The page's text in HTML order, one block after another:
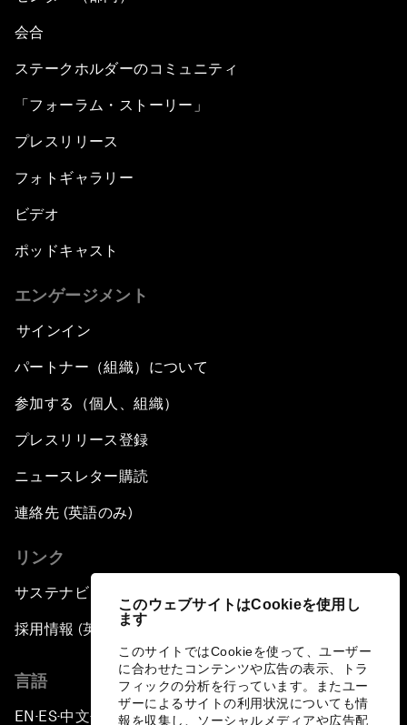
このウェブサイトはCookieを使用し
ます
このサイトではCookieを使って、ユーザー
に合わせたコンテンツや広告の表示、トラ
フィックの分析を行っています。またユー
ザーによるサイトの利用状況についても情
報を収集し、ソーシャルメディアや広告配
会合
ステークホルダーのコミュニティ
「フォーラム・ストーリー」
プレスリリース
フォトギャラリー
ビデオ
ポッドキャスト
エンゲージメント
サインイン
パートナー（組織）について
参加する（個人、組織）
プレスリリース登録
ニュースレター購読
連絡先 (英語のみ)
リンク
サステナビリティへの取り組み
採用情報 (英語のみ)
言語
EN ▪ES▪中文▪ 日本語